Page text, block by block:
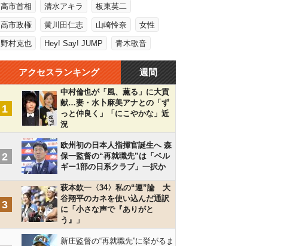
高市首相 清水アキラ 板東英二
高市政権 黄川田仁志 山崎怜奈 女性
野村克也 Hey! Say! JUMP 青木歌音
アクセスランキング 週間
1
中村倫也が「風、薫る」に大貢
献…妻・水卜麻美アナとの「ず
っと仲良く」「にこやかな」近
況
2
欧州初の日本人指揮官誕生へ 森
保一監督の“再就職先”は「ベル
ギー1部の日系クラブ」一択か
3
萩本欽一〈34〉私の“運”論 大
谷翔平のカネを使い込んだ通訳
に「小さな声で『ありがと
う』」
新庄監督の“再就職先”に挙がるま